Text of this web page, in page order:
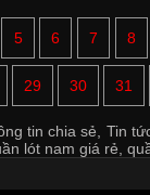
5 6 7 8
29 30 31
tin chia sẻ Tin
lót nam giá rẻ